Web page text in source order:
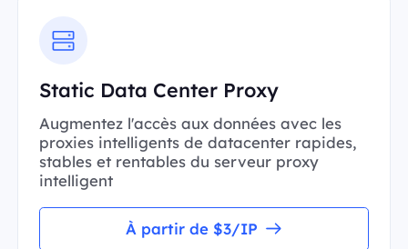
Static Data Center Proxy
Augmentez l'accès aux données avec les
proxies intelligents de datacenter rapides,
stables et rentables du serveur proxy
intelligent
À partir de $3/IP